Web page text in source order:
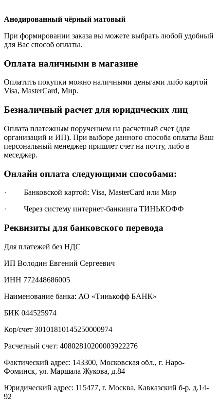
Анодированный чёрный матовый
При формировании заказа вы можете выбрать любой удобный
для Вас способ оплаты.
Оплата наличными в магазине
Оплатить покупки можно наличными деньгами либо картой
Visa, MasterCard, Мир.
Безналичный расчет для юридических лиц
Оплата платежным поручением на расчетный счет (для
организаций и ИП). При выборе данного способа оплаты Ваш
персональный менеджер пришлет счет на почту, либо в
меседжер.
Онлайн оплата следующими способами:
· Банковской картой: Visa, MasterCard или Мир
· Через систему интернет-банкинга ТИНЬКОФФ
Реквизиты для банковского перевода
Для платежей без НДС
ИП Володин Евгений Сергеевич
ИНН 772448686005
Наименование банка: АО «Тинькофф БАНК»
БИК 044525974
Кор/счет 30101810145250000974
Расчетный счет: 40802810200003922276
Фактический адрес: 143300, Московская обл., г. Наро-
Фоминск, ул. Маршала Жукова, д.84
Юридический адрес: 115477, г. Москва, Кавказский б-р, д.14-
92